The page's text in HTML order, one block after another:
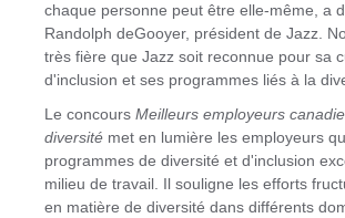
chaque personne peut être elle-même, a
Randolph deGooyer, président de Jazz.
très fière que Jazz soit reconnue pour sa
d'inclusion et ses programmes liés à la
Le concours Meilleurs employeurs
diversité met en lumière les employeurs
programmes de diversité et d'inclusion
milieu de travail. Il souligne les efforts
en matière de diversité dans différents